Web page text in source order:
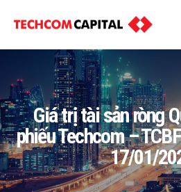
Giá trị tài sản ròng
phiếu Techcom –
17/01/